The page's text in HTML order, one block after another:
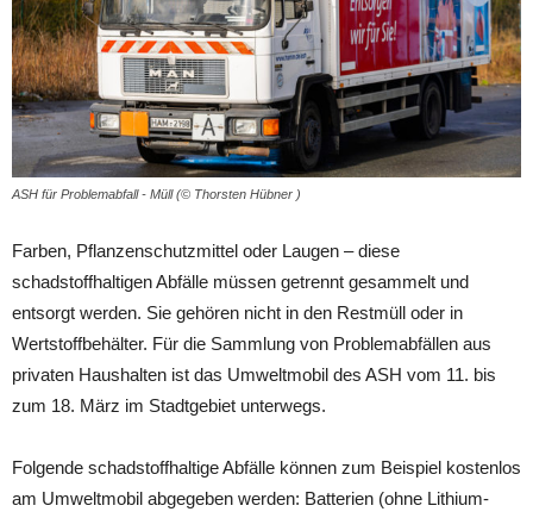
ASH für Problemabfall - Müll (© Thorsten Hübner )
Farben, Pflanzenschutzmittel oder Laugen – diese
schadstoffhaltigen Abfälle müssen getrennt gesammelt und
entsorgt werden. Sie gehören nicht in den Restmüll oder in
Wertstoffbehälter. Für die Sammlung von Problemabfällen aus
privaten Haushalten ist das Umweltmobil des ASH vom 11. bis
zum 18. März im Stadtgebiet unterwegs.
Folgende schadstoffhaltige Abfälle können zum Beispiel kostenlos
am Umweltmobil abgegeben werden: Batterien (ohne Lithium-